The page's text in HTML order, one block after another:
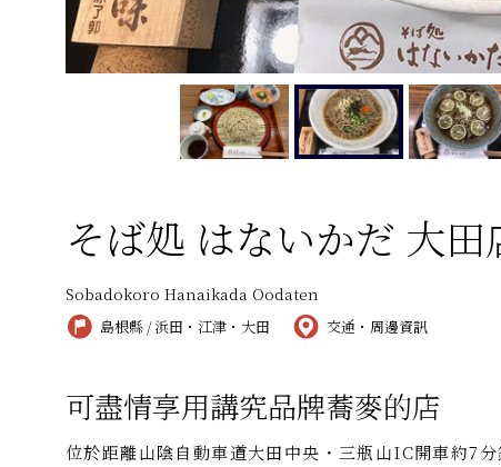
そば処 はないかだ 大田
Sobadokoro Hanaikada Oodaten
島根縣 / 浜田・江津・大田 交通・周邊資訊
可盡情享用講究品牌蕎麥的店
位於距離山陰自動車道大田中央・三瓶山IC開車約7